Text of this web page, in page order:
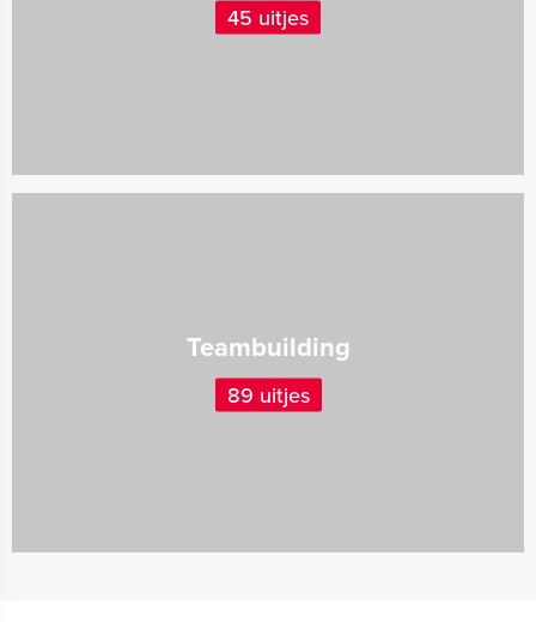
45 uitjes
Teambuilding
89 uitjes